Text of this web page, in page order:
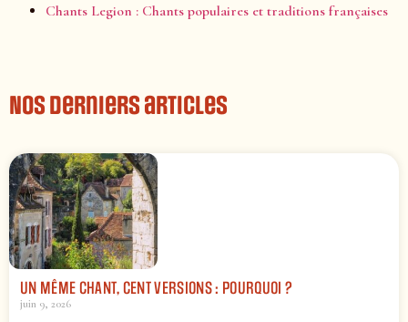
Chants Legion : Chants populaires et traditions françaises
Nos derniers articles
UN MÊME CHANT, CENT VERSIONS : POURQUOI ?
juin 9, 2026